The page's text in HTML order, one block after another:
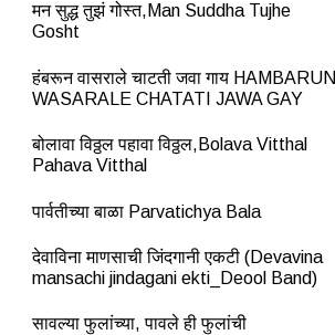
मन सुद्ध तुझं गोस्त,Man Suddha Tujhe
Gosht
हंबरून वासराले चाटती जवा गाय HAMBARUN
WASARALE CHATATI JAWA GAY
बोलावा विठ्ठल पहावा विठ्ठल,Bolava Vitthal
Pahava Vitthal
पार्वतीच्या बाळा Parvatichya Bala
देवाविना माणसाची जिंदगानी एकटी (Devavina
mansachi jindagani ekti_Deool Band)
सावल्या फुलांच्या, पावले ही फुलांची